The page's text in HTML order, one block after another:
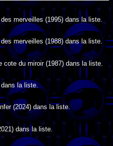
merveilles (1995) dans la liste.
merveilles (1988) dans la liste.
du miroir (1987) dans la liste.
la liste.
(2024) dans la liste.
dans la liste.